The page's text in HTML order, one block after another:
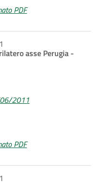
PDF
asse Perugia -
2011
PDF